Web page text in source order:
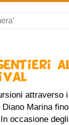
attraverso
Diano Marina
occasione